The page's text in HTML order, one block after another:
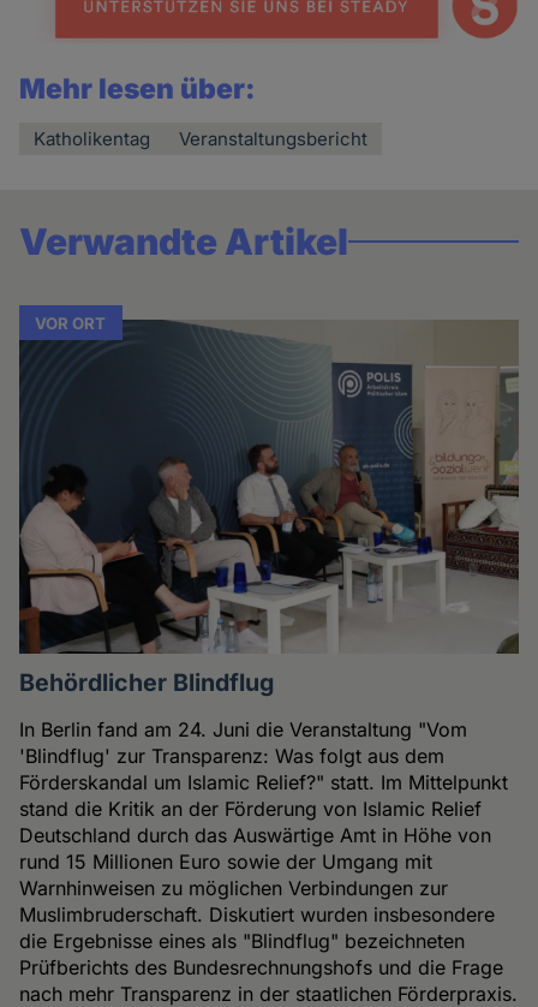
Mehr lesen über:
Katholikentag Veranstaltungsbericht
Verwandte Artikel
VOR ORT
Behördlicher Blindflug
In Berlin fand am 24. Juni die Veranstaltung "Vom
'Blindflug' zur Transparenz: Was folgt aus dem
Förderskandal um Islamic Relief?" statt. Im Mittelpunkt
stand die Kritik an der Förderung von Islamic Relief
Deutschland durch das Auswärtige Amt in Höhe von
rund 15 Millionen Euro sowie der Umgang mit
Warnhinweisen zu möglichen Verbindungen zur
Muslimbruderschaft. Diskutiert wurden insbesondere
die Ergebnisse eines als "Blindflug" bezeichneten
Prüfberichts des Bundesrechnungshofs und die Frage
nach mehr Transparenz in der staatlichen Förderpraxis.